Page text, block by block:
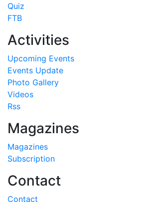
Quiz
FTB
Activities
Upcoming Events
Events Update
Photo Gallery
Videos
Rss
Magazines
Magazines
Subscription
Contact
Contact